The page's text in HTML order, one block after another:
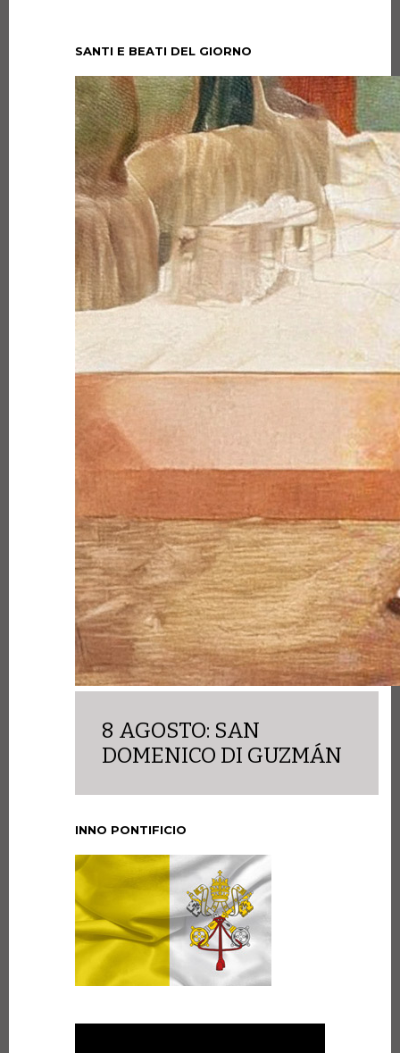
SANTI E BEATI DEL GIORNO
8 AGOSTO: SAN
DOMENICO DI GUZMÁN
INNO PONTIFICIO